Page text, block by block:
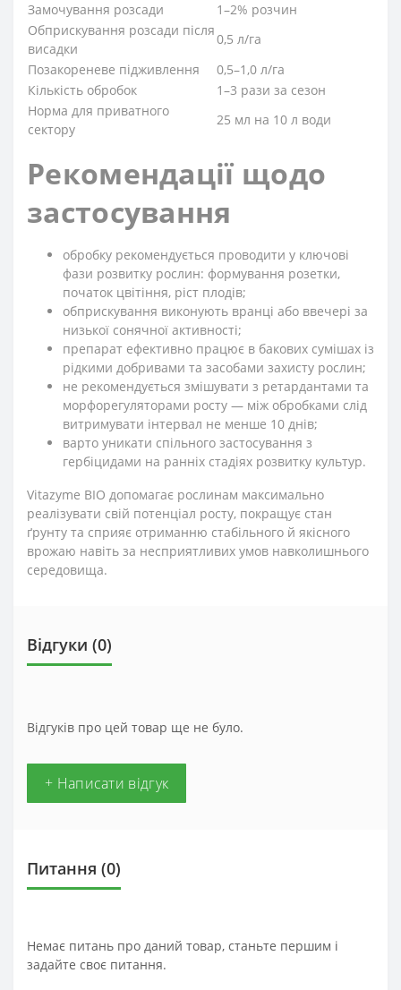
Замочування розсади
1–2% розчин
Обприскування розсади після
висадки
0,5 л/га
Позакореневе підживлення
0,5–1,0 л/га
Кількість обробок
1–3 рази за сезон
Норма для приватного
сектору
25 мл на 10 л води
Рекомендації щодо
застосування
обробку рекомендується проводити у ключові
фази розвитку рослин: формування розетки,
початок цвітіння, ріст плодів;
обприскування виконують вранці або ввечері за
низької сонячної активності;
препарат ефективно працює в бакових сумішах із
рідкими добривами та засобами захисту рослин;
не рекомендується змішувати з ретардантами та
морфорегуляторами росту — між обробками слід
витримувати інтервал не менше 10 днів;
варто уникати спільного застосування з
гербіцидами на ранніх стадіях розвитку культур.
Vitazyme BIO допомагає рослинам максимально
реалізувати свій потенціал росту, покращує стан
ґрунту та сприяє отриманню стабільного й якісного
врожаю навіть за несприятливих умов навколишнього
середовища.
Відгуки (0)
Відгуків про цей товар ще не було.
+ Написати відгук
Питання (0)
Немає питань про даний товар, станьте першим і
задайте своє питання.